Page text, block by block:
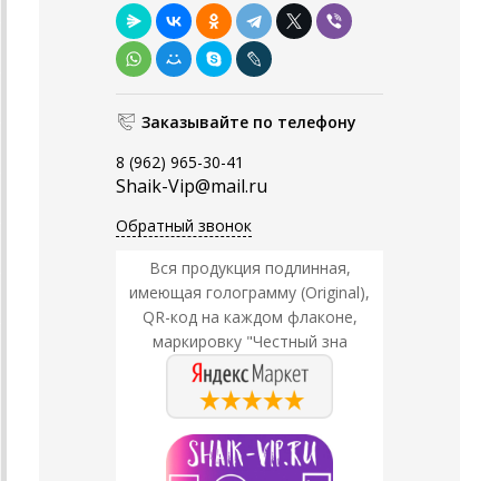
Заказывайте по телефону
8 (962) 965-30-41
Shaik-Vip@mail.ru
Обратный звонок
Вся продукция подлинная,
имеющая голограмму (Original),
QR-код на каждом флаконе,
маркировку "Честный зна